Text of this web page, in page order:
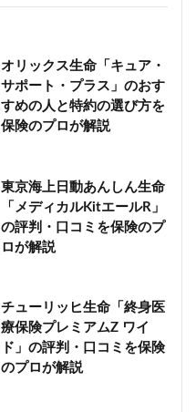
オリックス生命「キュア・
サポート・プラス」のおす
すめの人と特約の選び方を
保険のプロが解説
東京海上日動あんしん生命
「メディカルKitエールR」
の評判・口コミを保険のプ
ロが解説
チューリッヒ生命「終身医
療保険プレミアムZ ワイ
ド」の評判・口コミを保険
のプロが解説